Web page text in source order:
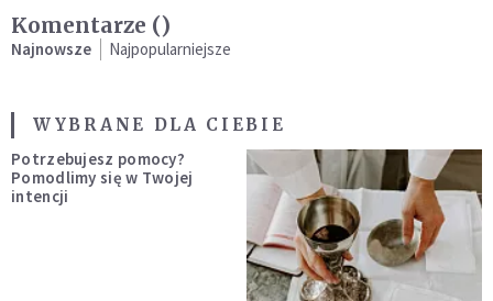
Komentarze ()
Najnowsze Najpopularniejsze
WYBRANE DLA CIEBIE
Potrzebujesz pomocy?
Pomodlimy się w Twojej
intencji